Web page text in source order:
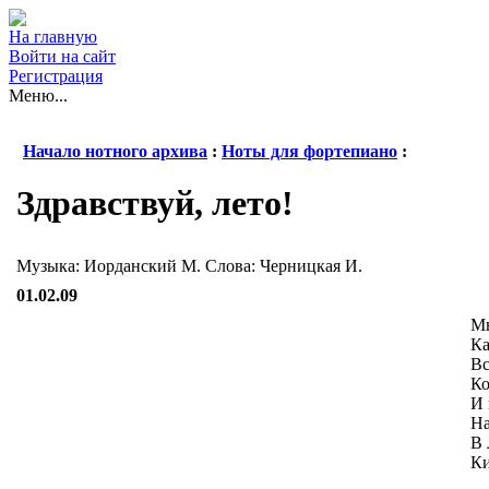
На главную
Войти на сайт
Регистрация
Меню...
Начало нотного архива : Ноты для фортепиано :
Здравствуй, лето!
Музыка: Иорданский М. Слова: Черницкая И.
01.02.09
И
В